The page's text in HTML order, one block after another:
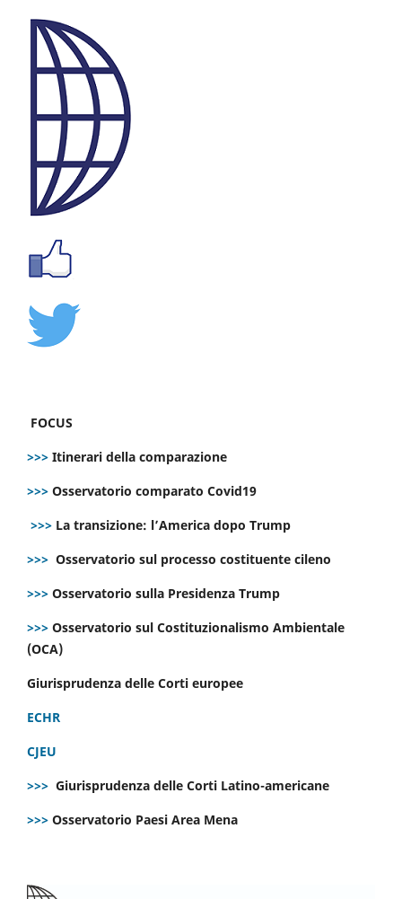
FOCUS
>>> Itinerari della comparazione
>>> Osservatorio comparato Covid19
>>> La transizione: l’America dopo Trump
>>> Osservatorio sul processo costituente cileno
>>> Osservatorio sulla Presidenza Trump
>>> Osservatorio sul Costituzionalismo Ambientale
(OCA)
Giurisprudenza delle Corti europee
ECHR
CJEU
>>> Giurisprudenza delle Corti Latino-americane
>>> Osservatorio Paesi Area Mena